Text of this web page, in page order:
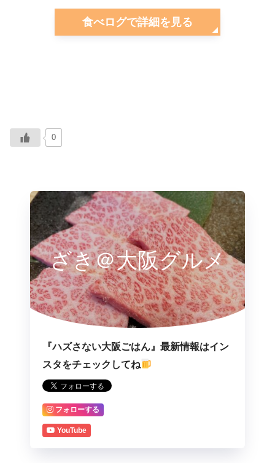
食べログで詳細を見る
0
ざき＠大阪グルメ
『ハズさない大阪ごはん』最新情報はイン
スタをチェックしてね
フォローする
YouTube